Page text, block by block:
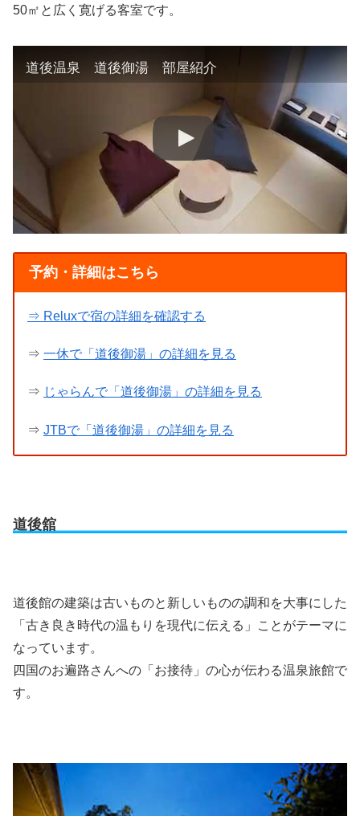
50㎡と広く寛げる客室です。
道後温泉 道後御湯 部屋紹介
予約・詳細はこちら
⇒ Reluxで宿の詳細を確認する
⇒ 一休で「道後御湯」の詳細を見る
⇒ じゃらんで「道後御湯」の詳細を見る
⇒ JTBで「道後御湯」の詳細を見る
道後舘
道後館の建築は古いものと新しいものの調和を大事にした
「古き良き時代の温もりを現代に伝える」ことがテーマに
なっています。
四国のお遍路さんへの「お接待」の心が伝わる温泉旅館で
す。